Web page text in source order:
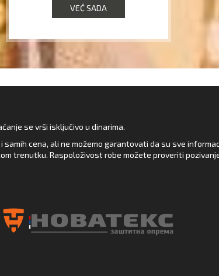
VEĆ SADA
se vrši isključivo u dinarima.
cena, ali ne možemo garantovati da su sve
trenutku. Raspoloživost robe možete proveriti